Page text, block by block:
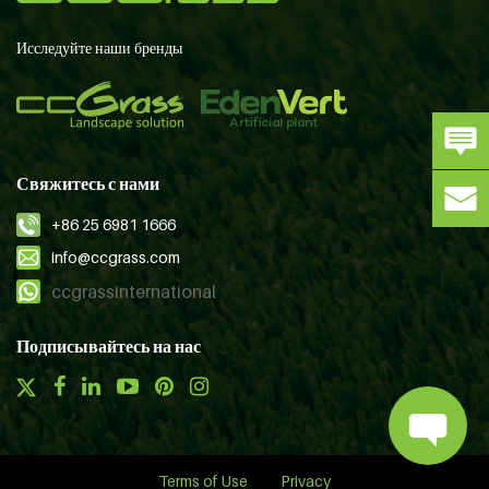
Исследуйте наши бренды
Свяжитесь с нами
+86 25 6981 1666
info@ccgrass.com
ccgrassinternational
Подписывайтесь на нас
Terms of Use Privacy